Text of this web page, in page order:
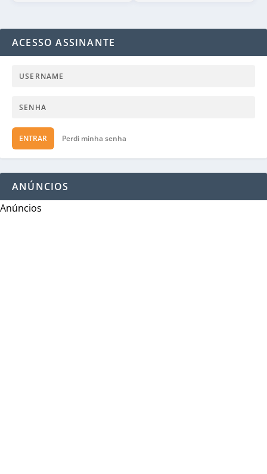
ACESSO ASSINANTE
ENTRAR Perdi minha senha
ANÚNCIOS
Anúncios